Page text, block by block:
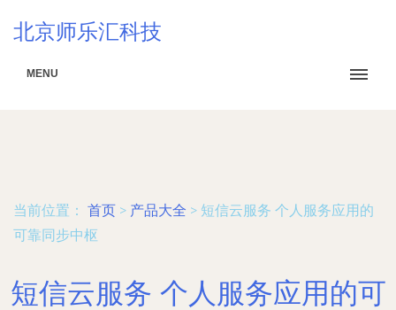
北京师乐汇科技
MENU
当前位置： 首页 > 产品大全 > 短信云服务 个人服务应用的
可靠同步中枢
短信云服务 个人服务应用的可